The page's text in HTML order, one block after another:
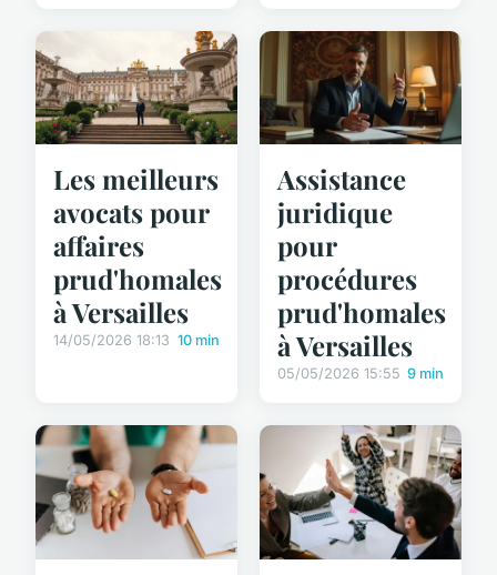
Les meilleurs
avocats pour
affaires
prud'homales
à Versailles
14/05/2026 18:13 10 min
Assistance
juridique
pour
procédures
prud'homales
à Versailles
05/05/2026 15:55 9 min